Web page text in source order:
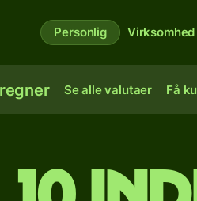
Personlig Virksomhed
Se alle valutaer Få